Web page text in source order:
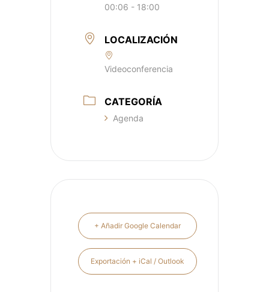
00:06 - 18:00
LOCALIZACIÓN
Videoconferencia
CATEGORÍA
Agenda
+ Añadir Google Calendar
Exportación + iCal / Outlook